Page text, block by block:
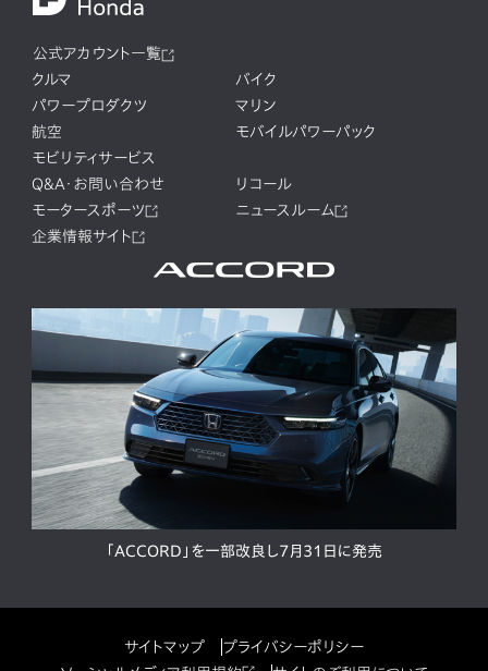
公式アカウント一覧
クルマ
バイク
パワープロダクツ
マリン
航空
モバイルパワーパック
モビリティサービス
Q&A・お問い合わせ
リコール
モータースポーツ
ニュースルーム
企業情報サイト
「ACCORD」を一部改良し7月31日に発売
サイトマップ
プライバシーポリシー